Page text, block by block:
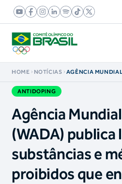
HOME NOTÍCIAS
AGÊNCIA
ANTIDOPING
Agência
(WADA) publica
substâncias e
proibidos que